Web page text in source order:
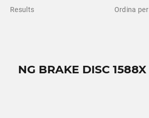
Results Ordina per
NG BRAKE DISC 1588X